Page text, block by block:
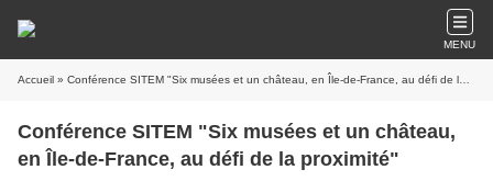
MENU
Accueil » Conférence SITEM "Six musées et un château, en Île-de-France, au défi de la proximité"
Conférence SITEM "Six musées et un château,
en Île-de-France, au défi de la proximité"